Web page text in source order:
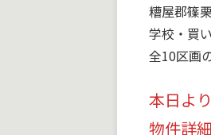
糟屋郡篠
学校・買
全10区画
本日よ
物件詳